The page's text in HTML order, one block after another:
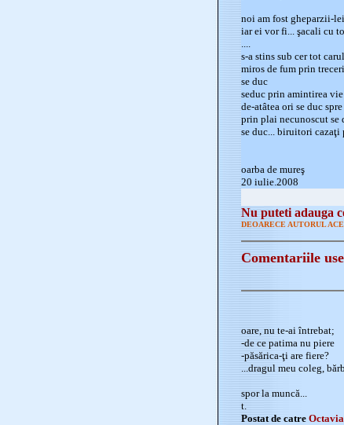
noi am fost gheparzii-lei
iar ei vor fi... şacali cu
....
s-a stins sub cer tot
miros de fum prin
se duc
seduc prin amintirea
de-atâtea ori se duc
prin plai necunoscut
se duc... biruitori
oarba de mureş
20 iulie.2008
Nu puteti adauga
DEOARECE AUTORUL
Comentariile
oare, nu te-ai întrebat;
-de ce patima nu piere
-păsărica-ţi are fiere?
...dragul meu coleg,
spor la muncă...
t.
Postat de catre